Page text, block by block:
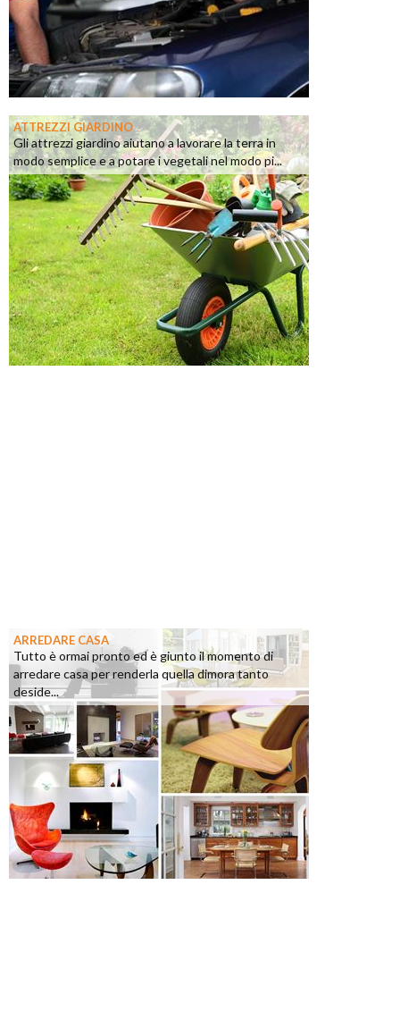
ATTREZZI GIARDINO
Gli attrezzi giardino aiutano a lavorare la terra in
modo semplice e a potare i vegetali nel modo pi...
ARREDARE CASA
Tutto è ormai pronto ed è giunto il momento di
arredare casa per renderla quella dimora tanto
deside...